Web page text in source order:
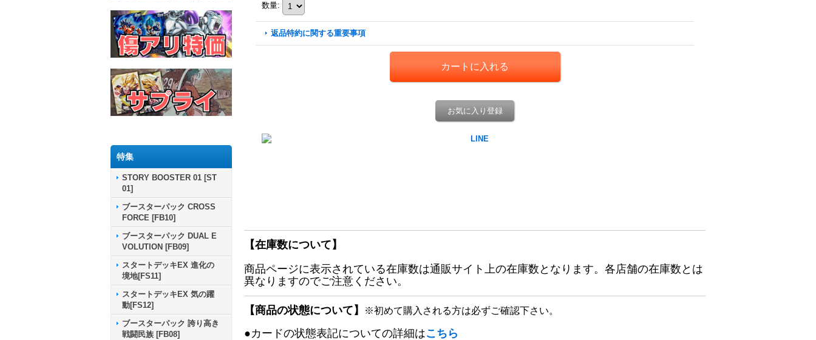
特集
STORY BOOSTER 01 [ST
01]
ブースターパック CROSS
FORCE [FB10]
ブースターパック DUAL E
VOLUTION [FB09]
スタートデッキEX 進化の
境地[FS11]
スタートデッキEX 気の躍
動[FS12]
ブースターパック 誇り高き
戦闘民族 [FB08]
数量:
返品特約に関する重要事項
お気に入り登録
【在庫数について】
商品ページに表示されている在庫数は通販サイト上の在庫数となります。各店舗の在庫数とは
異なりますのでご注意ください。
【商品の状態について】 ※初めて購入される方は必ずご確認下さい。
●カードの状態表記についての詳細はこちら